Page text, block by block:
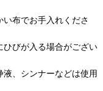
布でお手入れくださ
ひびが入る場合がござい
、シンナーなどは使用